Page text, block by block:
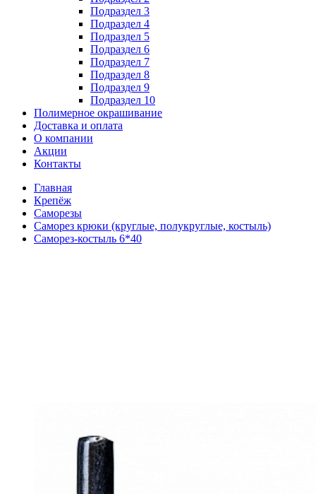
Подраздел 3
Подраздел 4
Подраздел 5
Подраздел 6
Подраздел 7
Подраздел 8
Подраздел 9
Подраздел 10
Полимерное окрашивание
Доставка и оплата
О компании
Акции
Контакты
Главная
Крепёж
Саморезы
Саморез крюки (круглые, полукруглые, костыль)
Саморез-костыль 6*40